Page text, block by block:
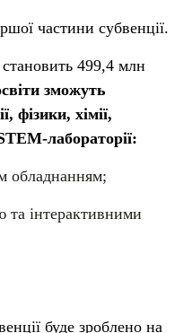
частини субвенції.
становить 499,4 млн
зможуть
фізики, хімії,
лабораторії:
обладнанням;
інтерактивними
буде зроблено на